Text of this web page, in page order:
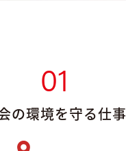
01
の環境を守る仕事